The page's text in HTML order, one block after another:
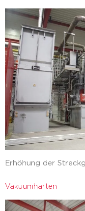
Erhöhung der
Vakuumhärten